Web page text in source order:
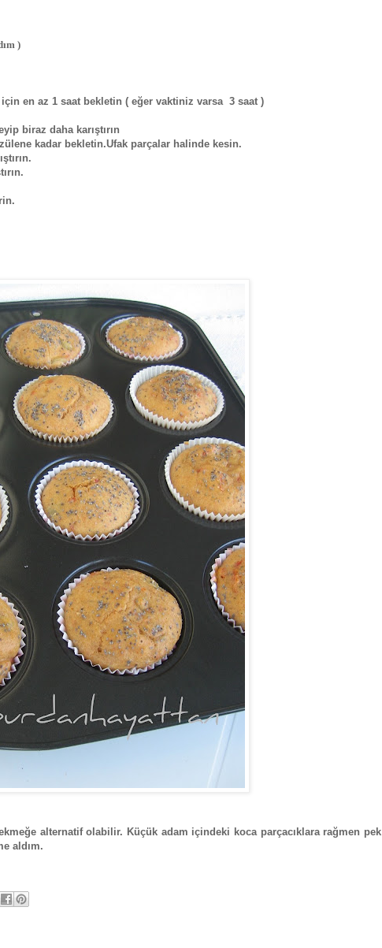
)
en az 1 saat bekletin ( eğer vaktiniz varsa 3 saat )
biraz daha karıştırın
kadar bekletin.Ufak parçalar halinde kesin.
alternatif olabilir. Küçük adam içindeki koca parçacıklara rağmen pek
aldım.